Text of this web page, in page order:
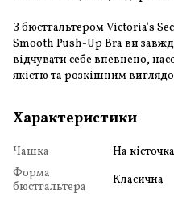
З бюстгальтером Victoria's
Smooth Push-Up Bra ви
відчувати себе впевнено,
якістю та розкішним
Характеристики
Чашка
На
Форма
бюстгальтера
Класична